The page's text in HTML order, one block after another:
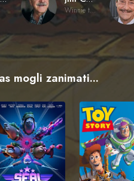
Winnie the Pooh / Tigger (voice)
mogli zanimati...